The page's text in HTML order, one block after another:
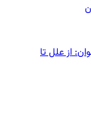
از علل تا